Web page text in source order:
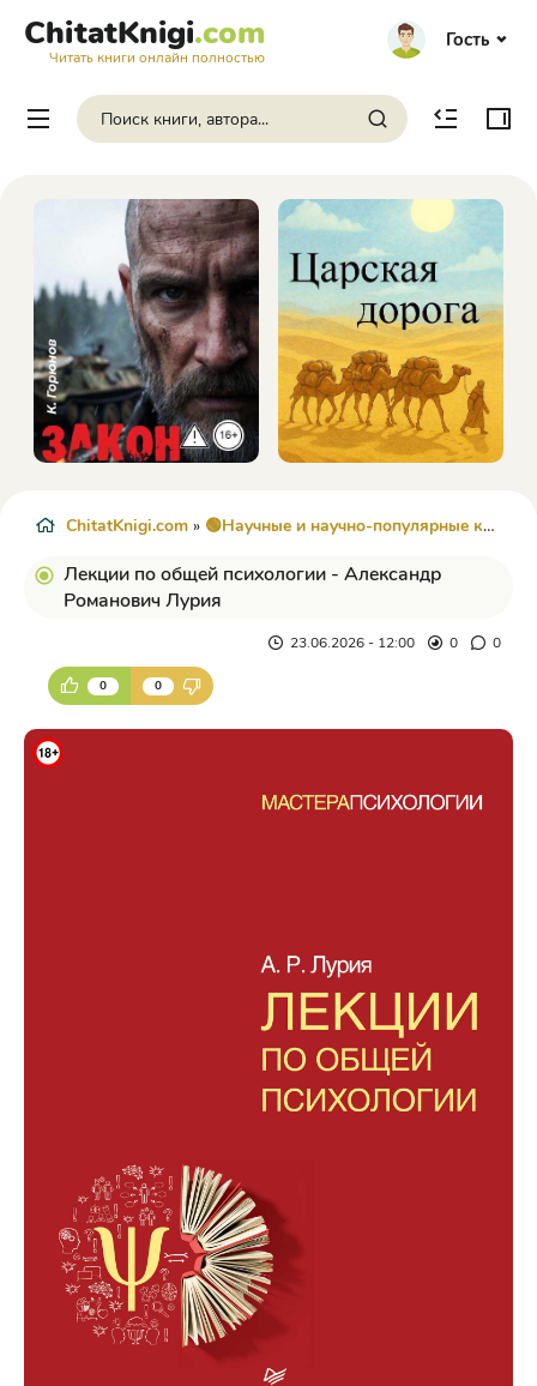
ChitatKnigi.com
Читать книги онлайн полностью
Гость
ChitatKnigi.com » 🟢Научные и научно-популярные книги
Лекции по общей психологии - Александр
Романович Лурия
23.06.2026 - 12:00 0 0
0 0